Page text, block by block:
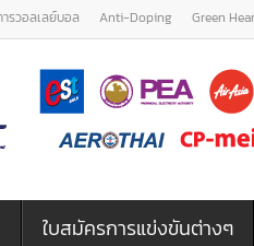
รวอลเลย์บอล Anti-Doping Green
ใบสมัครการแข่งขันต่างๆ